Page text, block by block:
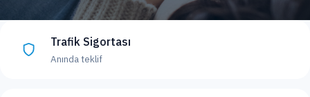
Trafik Sigortası
Anında teklif